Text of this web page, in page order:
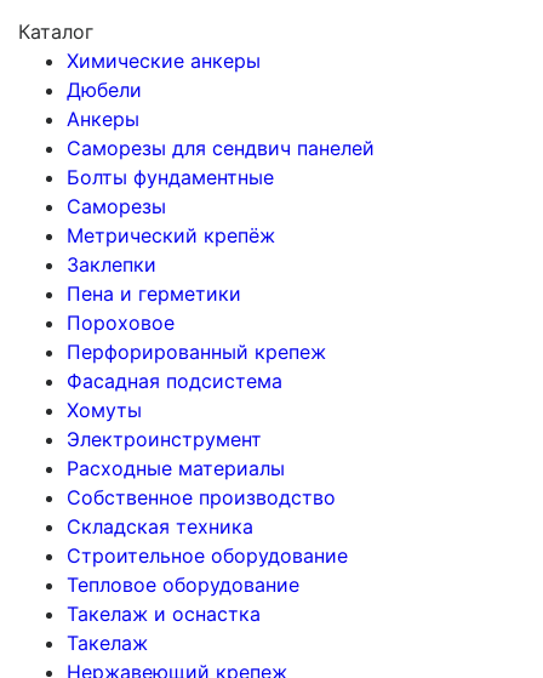
Каталог
Химические анкеры
Дюбели
Анкеры
Саморезы для сендвич панелей
Болты фундаментные
Саморезы
Метрический крепёж
Заклепки
Пена и герметики
Пороховое
Перфорированный крепеж
Фасадная подсистема
Хомуты
Электроинструмент
Расходные материалы
Собственное производство
Складская техника
Строительное оборудование
Тепловое оборудование
Такелаж и оснастка
Такелаж
Нержавеющий крепеж